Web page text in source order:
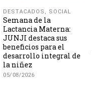
DESTACADOS , SOCIAL
Semana de la
Lactancia Materna:
JUNJI destaca sus
beneficios para el
desarrollo integral de
la niñez
05/08/2026